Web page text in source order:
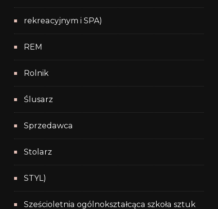
rekreacyjnym i SPA)
REM
Rolnik
Ślusarz
Sprzedawca
Stolarz
STYL)
Sześcioletnia ogólnokształcąca szkoła sztuk